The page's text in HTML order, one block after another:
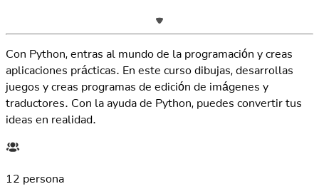
Con Python, entras al mundo de la programación y creas
aplicaciones prácticas. En este curso dibujas, desarrollas
juegos y creas programas de edición de imágenes y
traductores. Con la ayuda de Python, puedes convertir tus
ideas en realidad.
12 persona